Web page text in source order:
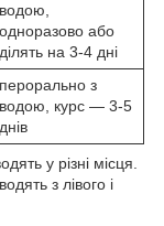
водою,
одноразово або
ділять на 3-4 дні
перорально з
водою, курс — 3-5
днів
у різні місця.
з лівого і